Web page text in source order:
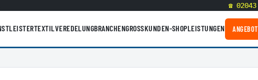
☎
TEXTILVEREDELUNGBRANCHENGROSSKUNDEN-SHOP LEISTUNGEN